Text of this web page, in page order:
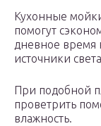
Кухонные
помогут
дневное время
источники
При подобной
проветрить
влажность.